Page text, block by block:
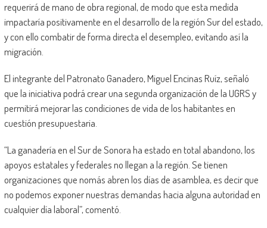
requerirá de mano de obra regional, de modo que esta medida
impactaría positivamente en el desarrollo de la región Sur del estado,
y con ello combatir de forma directa el desempleo, evitando así la
migración.
El integrante del Patronato Ganadero, Miguel Encinas Ruíz, señaló
que la iniciativa podrá crear una segunda organización de la UGRS y
permitirá mejorar las condiciones de vida de los habitantes en
cuestión presupuestaria.
“La ganadería en el Sur de Sonora ha estado en total abandono, los
apoyos estatales y federales no llegan a la región. Se tienen
organizaciones que nomás abren los días de asamblea, es decir que
no podemos exponer nuestras demandas hacia alguna autoridad en
cualquier día laboral”, comentó.